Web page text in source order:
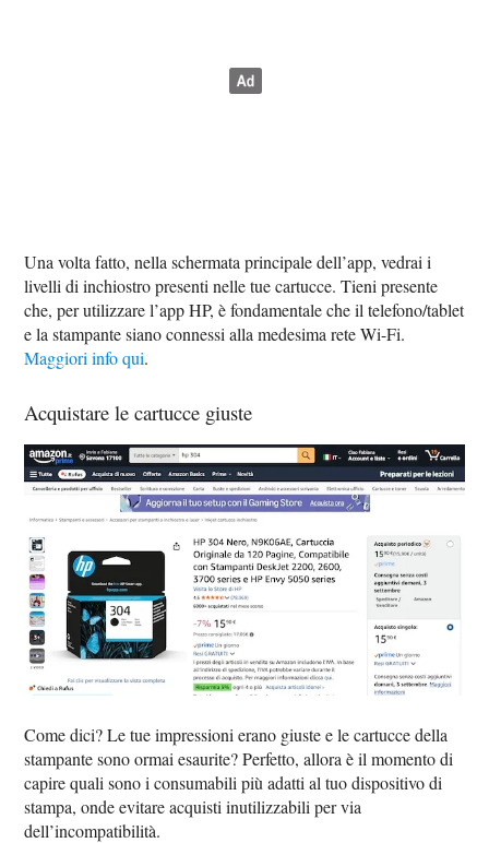
Una volta fatto, nella schermata principale dell’app, vedrai i
livelli di inchiostro presenti nelle tue cartucce. Tieni presente
che, per utilizzare l’app HP, è fondamentale che il telefono/tablet
e la stampante siano connessi alla medesima rete Wi-Fi.
Maggiori info qui.
Acquistare le cartucce giuste
Come dici? Le tue impressioni erano giuste e le cartucce della
stampante sono ormai esaurite? Perfetto, allora è il momento di
capire quali sono i consumabili più adatti al tuo dispositivo di
stampa, onde evitare acquisti inutilizzabili per via
dell’incompatibilità.